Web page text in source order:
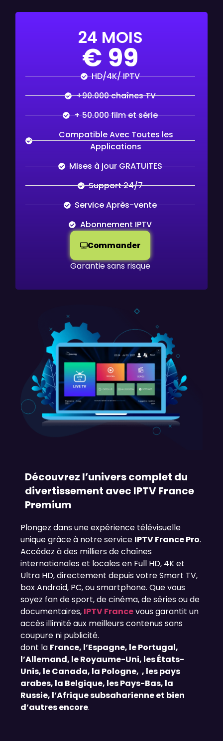
24 MOIS
€ 99
HD/4K/ IPTV
+90.000 chaînes TV
+ 50.000 film et série
Compatible Avec Toutes les
Applications
Mises à jour GRATUITES
Support 24/7
Service Après-vente
Abonnement IPTV
Commander
Garantie sans risque
Découvrez l’univers complet du
divertissement avec IPTV France
Premium
Plongez dans une expérience télévisuelle
unique grâce à notre service IPTV France Pro.
Accédez à des milliers de chaînes
internationales et locales en Full HD, 4K et
Ultra HD, directement depuis votre Smart TV,
box Android, PC, ou smartphone. Que vous
soyez fan de sport, de cinéma, de séries ou de
documentaires, IPTV Francevous garantit un
accès illimité aux meilleurs contenus sans
coupure ni publicité.
dont la France, l’Espagne, le Portugal,
l’Allemand, le Royaume-Uni, les États-
Unis, le Canada, la Pologne, , les pays
arabes, la Belgique, les Pays-Bas, la
Russie, l’Afrique subsaharienne et bien
d’autres encore.